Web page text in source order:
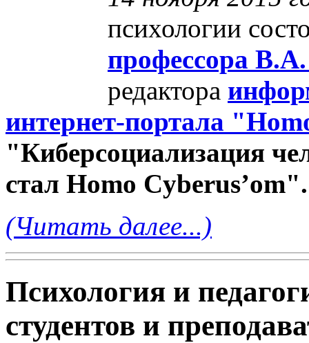
психологии
профессора
редактора
интернет-портала
"Киберсоциализация
стал Homo Cyberus’om".
(Читать далее...)
Психология и
студентов и